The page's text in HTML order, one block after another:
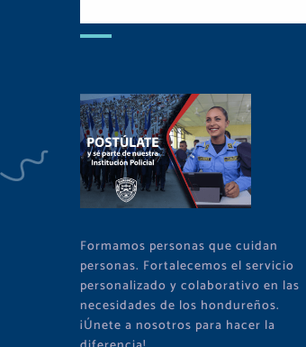
Formamos personas que cuidan
personas. Fortalecemos el servicio
personalizado y colaborativo en las
necesidades de los hondureños.
¡Únete a nosotros para hacer la